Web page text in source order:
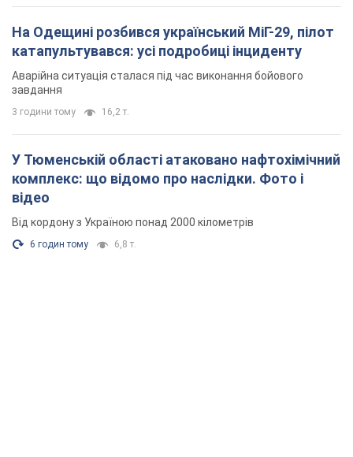
На Одещині розбився український МіГ-29, пілот
катапультувався: усі подробиці інциденту
Аварійна ситуація сталася під час виконання бойового
завдання
3 години тому 16,2 т.
У Тюменській області атаковано нафтохімічний
комплекс: що відомо про наслідки. Фото і
відео
Від кордону з Україною понад 2000 кілометрів
6 годин тому 6,8 т.